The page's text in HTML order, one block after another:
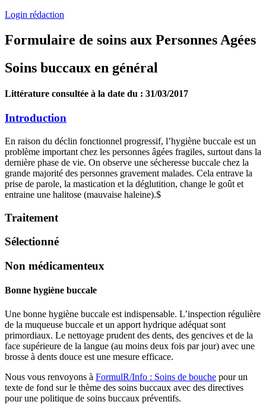
Login rédaction
Formulaire de soins aux Personnes Agées
Soins buccaux en général
Littérature consultée à la date du : 31/03/2017
Introduction
En raison du déclin fonctionnel progressif, l’hygiène buccale est un
problème important chez les personnes âgées fragiles, surtout dans la
dernière phase de vie. On observe une sécheresse buccale chez la
grande majorité des personnes gravement malades. Cela entrave la
prise de parole, la mastication et la déglutition, change le goût et
entraine une halitose (mauvaise haleine).$
Traitement
Sélectionné
Non médicamenteux
Bonne hygiène buccale
Une bonne hygiène buccale est indispensable​​​​. L’inspection régulière
de la muqueuse buccale et un apport hydrique adéquat sont
primordiaux. Le nettoyage prudent des dents, des gencives et de la
face supérieure de la langue (au moins deux fois par jour) avec une
brosse à dents douce est une mesure efficace.
Nous vous renvoyons à FormulR/Info : Soins de bouche pour un
texte de fond sur le thème des soins buccaux avec des directives
pour une politique de soins buccaux préventifs.